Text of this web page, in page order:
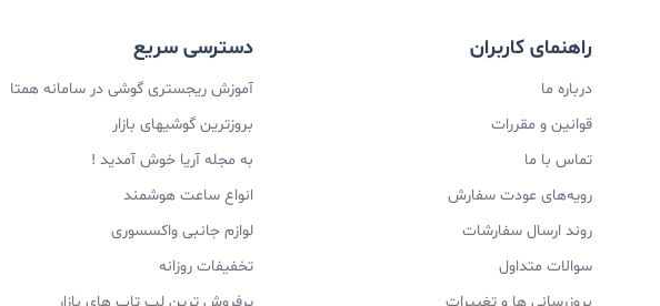
راهنمای کاربران
درباره ما
قوانین و مقررات
تماس با ما
رویه‌های عودت سفارش
روند ارسال سفارشات
سوالات متداول
دسترسی سریع
آموزش ریجستری گوشی در سامانه همتا
بروزترین گوشیهای بازار
به مجله آریا خوش آمدید !
انواع ساعت هوشمند
لوازم جانبی واکسسوری
تخفیفات روزانه